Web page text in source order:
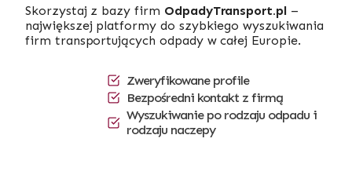
Skorzystaj z bazy firm OdpadyTransport.pl–
największej platformy do szybkiego wyszukiwania
firm transportujących odpady w całej Europie.
Zweryfikowane profile
Bezpośredni kontakt z firmą
Wyszukiwanie po rodzaju odpadu i
rodzaju naczepy